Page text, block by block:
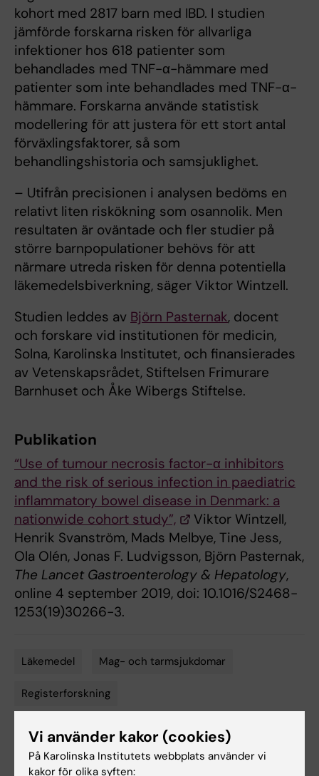
kohort med 2817 barn med IBD. I studien
jämförde forskarna risken för allvarliga
infektioner hos 618 patienter som
behandlades med TNF-α-hämmare med
patienter som inte behandlades med TNF-α-
hämmare. Forskarna använde statistisk
modellering för att justera för ett stort antal
förväxlingsfaktorer, så som
behandlingshistoria och samsjuklighet.
– Utifrån precisionen i analysen bedöms en
relativt liten riskökning som osannolik. Men
resultaten är oväntade och fler studier på
större barnpopulationer behövs för att
närmare utreda risken för denna potentiella
läkemedelsbiverkning, säger Viktor Wintzell.
Studien leddes av Björn Pasternak, docent
och forskare vid institutionen för medicin,
Solna, Karolinska Institutet, och finansierades
av Vetenskapsrådet, Stiftelsen Frimurare
Barnhuset och Åke Wibergs Stiftelse.
Publikation
“Use of tumour necrosis factor-α inhibitors
and the risk of serious infection in paediatric
inflammatory bowel disease in Denmark: a
nationwide cohort study”,
Viktor Wintzell,
Henrik Svanström, Mads Melbye, Tine Jess,
Ola Olén, Jonas F. Ludvigsson, Björn Pasternak,
The Lancet Gastroenterology & Hepatology,
online 4 september 2019, doi: 10.1016/S2468-
1253(19)30266-3.
Läkemedel Mag- och tarmsjukdomar
Registerforskning
Uppdaterad av:
Felicia Lindberg
2019-10-09
Vi använder kakor (cookies)
På Karolinska Institutets webbplats använder vi
kakor för olika syften: